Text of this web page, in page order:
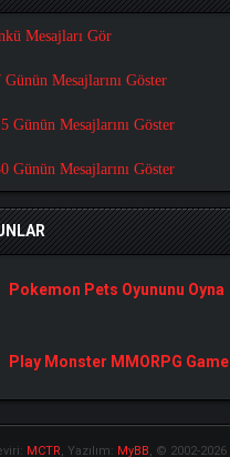
Mesajları Gör
Mesajlarını Göster
Günün Mesajlarını Göster
Günün Mesajlarını Göster
Pokemon Pets Oyununu Oyna
Play Monster MMORPG Game
MCTR, Yazılım: MyBB, © 2002-2026